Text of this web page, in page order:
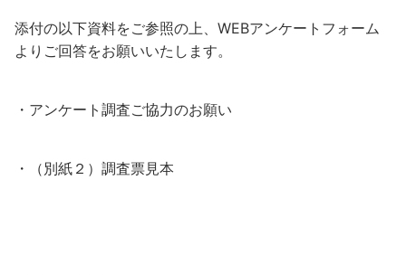
添付の以下資料をご参照の上、WEBアンケートフォーム
よりご回答をお願いいたします。
・アンケート調査ご協力のお願い
・（別紙２）調査票見本